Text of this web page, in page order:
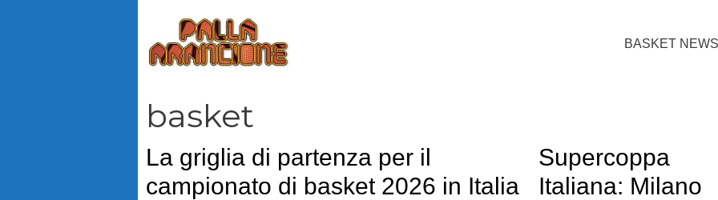
BASKET NEWS
basket
La griglia di partenza per il
campionato di basket 2026 in Italia
Supercoppa
Italiana: Milano